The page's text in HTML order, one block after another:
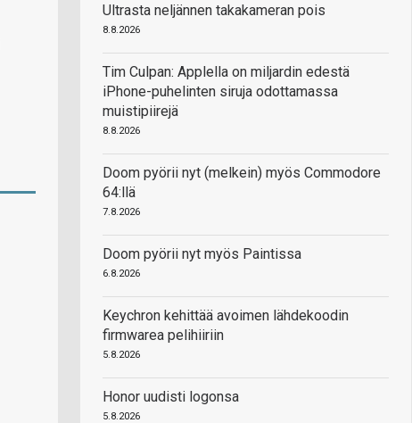
Ultrasta neljännen takakameran pois
8.8.2026
Tim Culpan: Applella on miljardin edestä
iPhone-puhelinten siruja odottamassa
muistipiirejä
8.8.2026
Doom pyörii nyt (melkein) myös Commodore
64:llä
7.8.2026
Doom pyörii nyt myös Paintissa
6.8.2026
Keychron kehittää avoimen lähdekoodin
firmwarea pelihiiriin
5.8.2026
Honor uudisti logonsa
5.8.2026